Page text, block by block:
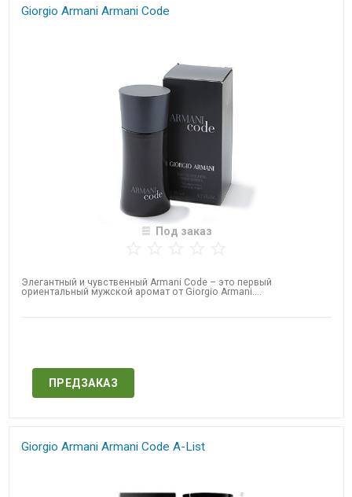
Giorgio Armani Armani Code
Под заказ
Элегантный и чувственный Armani Code – это первый
ориентальный мужской аромат от Giorgio Armani....
ПРЕДЗАКАЗ
Giorgio Armani Armani Code A-List